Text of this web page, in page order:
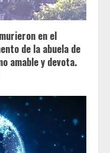
en el
de la abuela de
amable y devota.